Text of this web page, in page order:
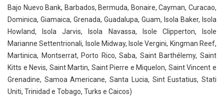
Bajo Nuevo Bank, Barbados, Bermuda, Bonaire, Cayman, Curacao,
Dominica, Giamaica, Grenada, Guadalupa, Guam, Isola Baker, Isola
Howland, Isola Jarvis, Isola Navassa, Isole Clipperton, Isole
Marianne Settentrionali, Isole Midway, Isole Vergini, Kingman Reef,
Martinica, Montserrat, Porto Rico, Saba, Saint Barthélemy, Saint
Kitts e Nevis, Saint Martin, Saint Pierre e Miquelon, Saint Vincent e
Grenadine, Samoa Americane, Santa Lucia, Sint Eustatius, Stati
Uniti, Trinidad e Tobago, Turks e Caicos)